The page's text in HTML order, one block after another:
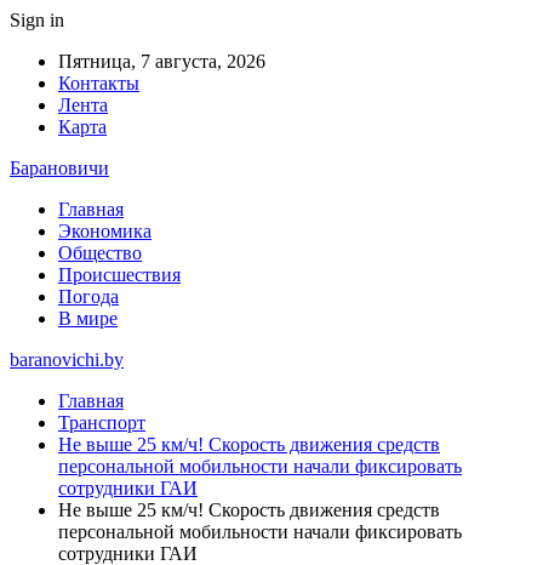
Sign in
Пятница, 7 августа, 2026
Контакты
Лента
Карта
Барановичи
Главная
Экономика
Общество
Происшествия
Погода
В мире
baranovichi.by
Главная
Транспорт
Не выше 25 км/ч! Скорость движения средств
персональной мобильности начали фиксировать
сотрудники ГАИ
Не выше 25 км/ч! Скорость движения средств
персональной мобильности начали фиксировать
сотрудники ГАИ